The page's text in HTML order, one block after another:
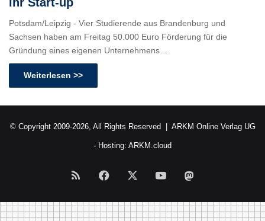
Potsdam/Leipzig - Vier Studierende aus Brandenburg und
Sachsen haben am Freitag 50.000 Euro Förderung für die
Gründung eines eigenen Unternehmens…
Weiterlesen >>
© Copyright 2009-2026, All Rights Reserved | ARKM Online Verlag UG
- Hosting: ARKM.cloud
RSS Facebook YouTube